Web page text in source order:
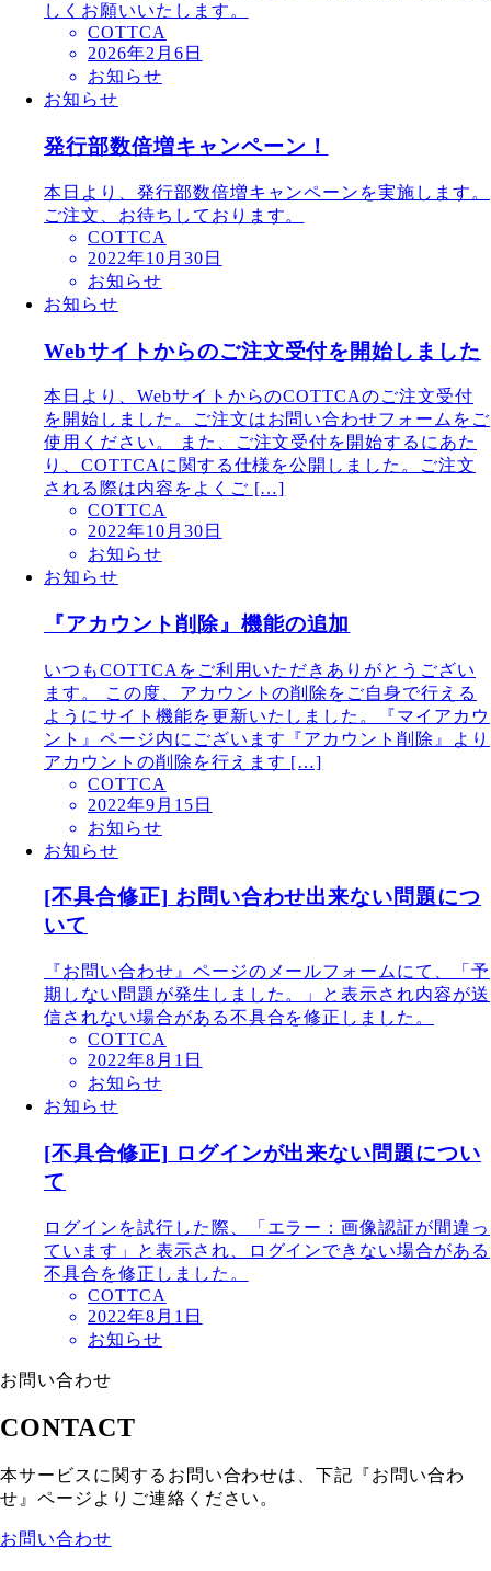
しくお願いいたします。
COTTCA
2026年2月6日
お知らせ
お知らせ
発行部数倍増キャンペーン！
本日より、発行部数倍増キャンペーンを実施します。
ご注文、お待ちしております。
COTTCA
2022年10月30日
お知らせ
お知らせ
Webサイトからのご注文受付を開始しました
本日より、WebサイトからのCOTTCAのご注文受付
を開始しました。ご注文はお問い合わせフォームをご
使用ください。 また、ご注文受付を開始するにあた
り、COTTCAに関する仕様を公開しました。ご注文
される際は内容をよくご […]
COTTCA
2022年10月30日
お知らせ
お知らせ
『アカウント削除』機能の追加
いつもCOTTCAをご利用いただきありがとうござい
ます。 この度、アカウントの削除をご自身で行える
ようにサイト機能を更新いたしました。『マイアカウ
ント』ページ内にございます『アカウント削除』より
アカウントの削除を行えます […]
COTTCA
2022年9月15日
お知らせ
お知らせ
[不具合修正] お問い合わせ出来ない問題につ
いて
『お問い合わせ』ページのメールフォームにて、「予
期しない問題が発生しました。」と表示され内容が送
信されない場合がある不具合を修正しました。
COTTCA
2022年8月1日
お知らせ
お知らせ
[不具合修正] ログインが出来ない問題につい
て
ログインを試行した際、「エラー：画像認証が間違っ
ています」と表示され、ログインできない場合がある
不具合を修正しました。
COTTCA
2022年8月1日
お知らせ
お問い合わせ
CONTACT
本サービスに関するお問い合わせは、下記『お問い合わ
せ』ページよりご連絡ください。
お問い合わせ